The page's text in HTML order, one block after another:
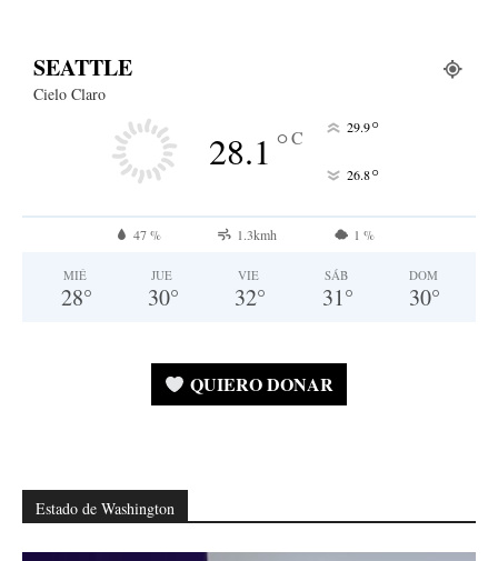
SEATTLE
Cielo Claro
28.1 °C 29.9°
26.8°
47 % 1.3kmh 1 %
MIÉ
28°
JUE
30°
VIE
32°
SÁB
31°
DOM
30°
QUIERO DONAR
Estado de Washington